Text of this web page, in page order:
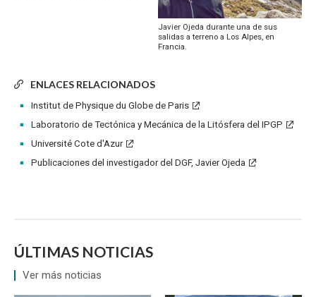
Javier Ojeda durante una de sus
salidas a terreno a Los Alpes, en
Francia.
ENLACES RELACIONADOS
Institut de Physique du Globe de Paris
Laboratorio de Tectónica y Mecánica de la Litósfera del IPGP
Université Cote d'Azur
Publicaciones del investigador del DGF, Javier Ojeda
ÚLTIMAS NOTICIAS
Ver más noticias